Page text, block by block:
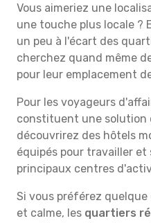
Vous aimeriez une
une touche plus locale ?
un peu à l'écart des
cherchez quand même
pour leur emplacement
Pour les voyageurs
constituent une solution
découvrirez des hôtels
équipés pour travailler
principaux centres
Si vous préférez
et calme, les quartiers